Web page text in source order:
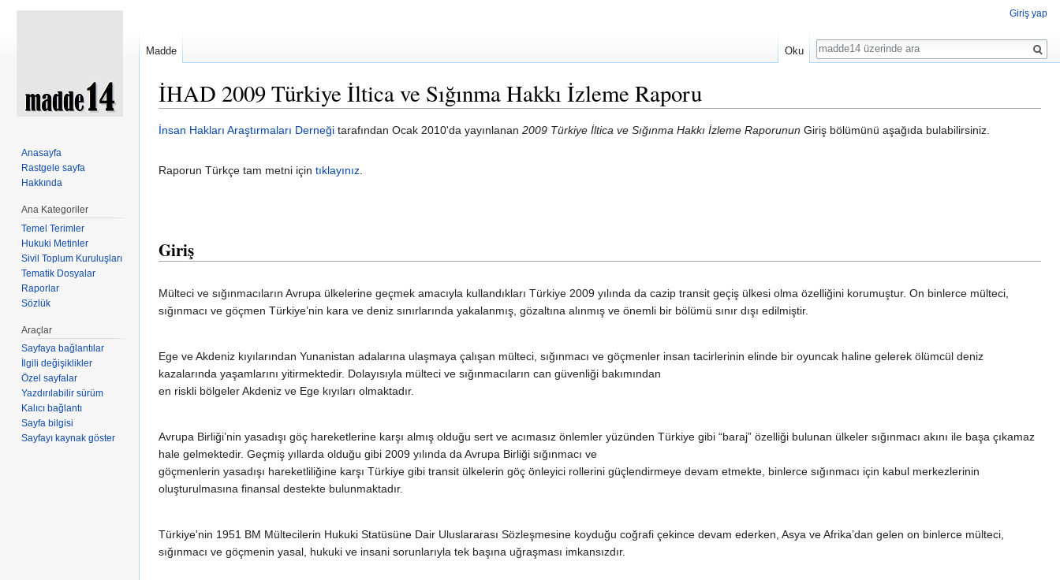
İHAD 2009 Türkiye İltica ve Sığınma Hakkı İzleme Raporu
İnsan Hakları Araştırmaları Derneği tarafından Ocak 2010'da yayınlanan 2009 Türkiye İltica ve Sığınma Hakkı İzleme Raporunun Giriş bölümünü aşağıda bulabilirsiniz.
Raporun Türkçe tam metni için tıklayınız.
Giriş
Mülteci ve sığınmacıların Avrupa ülkelerine geçmek amacıyla kullandıkları Türkiye 2009 yılında da cazip transit geçiş ülkesi olma özelliğini korumuştur. On binlerce mülteci,
sığınmacı ve göçmen Türkiye’nin kara ve deniz sınırlarında yakalanmış, gözaltına alınmış ve önemli bir bölümü sınır dışı edilmiştir.
Ege ve Akdeniz kıyılarından Yunanistan adalarına ulaşmaya çalışan mülteci, sığınmacı ve göçmenler insan tacirlerinin elinde bir oyuncak haline gelerek ölümcül deniz
kazalarında yaşamlarını yitirmektedir. Dolayısıyla mülteci ve sığınmacıların can güvenliği bakımından
en riskli bölgeler Akdeniz ve Ege kıyıları olmaktadır.
Avrupa Birliği’nin yasadışı göç hareketlerine karşı almış olduğu sert ve acımasız önlemler yüzünden Türkiye gibi “baraj” özelliği bulunan ülkeler sığınmacı akını ile başa çıkamaz
hale gelmektedir. Geçmiş yıllarda olduğu gibi 2009 yılında da Avrupa Birliği sığınmacı ve
göçmenlerin yasadışı hareketliliğine karşı Türkiye gibi transit ülkelerin göç önleyici rollerini güçlendirmeye devam etmekte, binlerce sığınmacı için kabul merkezlerinin
oluşturulmasına finansal destekte bulunmaktadır.
Türkiye'nin 1951 BM Mültecilerin Hukuki Statüsüne Dair Uluslararası Sözleşmesine koyduğu coğrafi çekince devam ederken, Asya ve Afrika’dan gelen on binlerce mülteci,
sığınmacı ve göçmenin yasal, hukuki ve insani sorunlarıyla tek başına uğraşması imkansızdır.
Giriş yap
Madde Oku
Ara
Anasayfa
Rastgele sayfa
Hakkında
Ana Kategoriler
Temel Terimler
Hukuki Metinler
Sivil Toplum Kuruluşları
Tematik Dosyalar
Raporlar
Sözlük
Araçlar
Sayfaya bağlantılar
İlgili değişiklikler
Özel sayfalar
Yazdırılabilir sürüm
Kalıcı bağlantı
Sayfa bilgisi
Sayfayı kaynak göster